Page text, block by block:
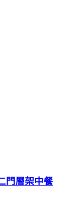
門層架中餐